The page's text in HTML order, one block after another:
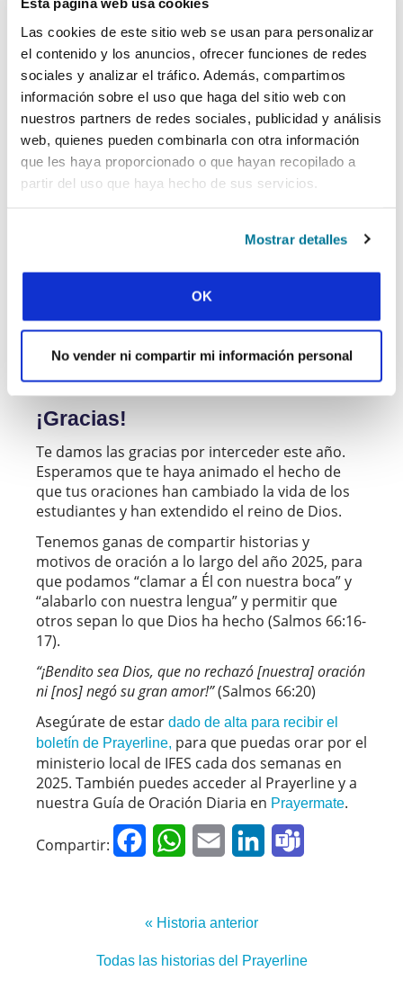
Las cookies de este sitio web se usan para personalizar
el contenido y los anuncios, ofrecer funciones de redes
sociales y analizar el tráfico. Además, compartimos
información sobre el uso que haga del sitio web con
nuestros partners de redes sociales, publicidad y análisis
web, quienes pueden combinarla con otra información
que les haya proporcionado o que hayan recopilado a
partir del uso que haya hecho de sus servicios.
Mostrar detalles
OK
No vender ni compartir mi información personal
creciendo. Tanto Sharon como Pranitha se han
unido al equipo de liderazgo. Y el Señor le dio a
Sharon una oportunidad especial de formación:
cuando la mayoría de los estudiantes
regresaron a la India durante las vacaciones de
verano, ella se quedó en Kutaisi para dirigir un
estudio bíblico de ocho semanas para las
personas que no se habían marchado. Y Deepak
pudo asistir a un congreso de evangelización de
IFES en Grecia y volvió con una ilusión renovada
Da gracias porque estos estudiantes
de conectar con la Palabra y los líderes están
creciendo en el ministerio. Ora para que los
resuelvan de forma pacífica y que el
ministerio estudiantil pueda crecer sin
¡Gracias!
Te damos las gracias por interceder este año.
Esperamos que te haya animado el hecho de
que tus oraciones han cambiado la vida de los
estudiantes y han extendido el reino de Dios.
Tenemos ganas de compartir historias y
motivos de oración a lo largo del año 2025, para
que podamos “clamar a Él con nuestra boca” y
“alabarlo con nuestra lengua” y permitir que
otros sepan lo que Dios ha hecho (Salmos 66:16-
17).
“¡Bendito sea Dios, que no rechazó [nuestra] oración
ni [nos] negó su gran amor!”(Salmos 66:20)
Asegúrate de estar dado de alta para recibir el
boletín de Prayerline, para que puedas orar por el
ministerio local de IFES cada dos semanas en
2025. También puedes acceder al Prayerline y a
nuestra Guía de Oración Diaria en Prayermate.
Compartir: FacebookWhatsApp
Email LinkedIn
« Historia anterior
Todas las historias del Prayerline